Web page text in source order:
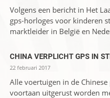
Volgens een bericht in Het
gps-horloges voor kinderen
marktleider in België en
CHINA VERPLICHT GPS IN
22 februari 2017
Alle voertuigen in de
voortaan uitgerust worden